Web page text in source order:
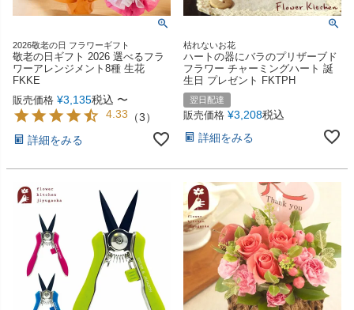
2026敬老の日 フラワーギフト
敬老の日ギフト 2026 選べるフラ
ワーアレンジメント8種 生花
FKKE
販売価格 ¥3,135税込 〜
4.33 （3）
詳細をみる
枯れないお花
ハートの器にバラのプリザーブド
フラワー チャーミングハート 誕
生日 プレゼント FKTPH
翌日配達
販売価格 ¥3,208税込
詳細をみる